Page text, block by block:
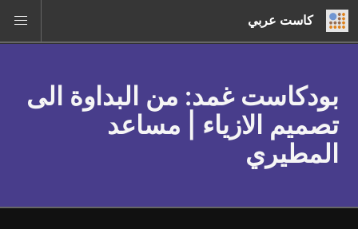
كاست عربي
بودكاست غمد: من البداوة الى
تصميم الازياء | مساعد
المطيري